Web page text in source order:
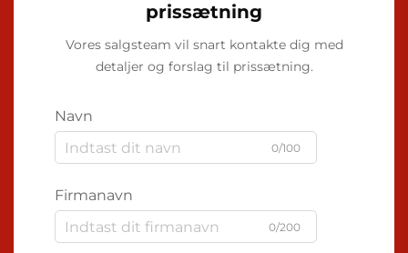
prissætning
Vores salgsteam vil snart kontakte dig med
detaljer og forslag til prissætning.
Navn
0/100
Firmanavn
0/200